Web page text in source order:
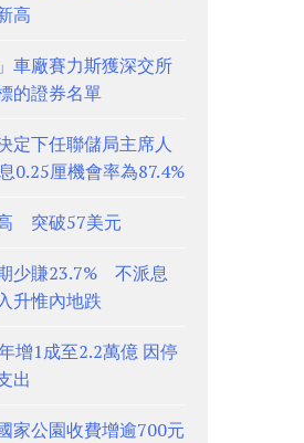
高
車廠賽力斯獲深交所
的證券名單
定下任聯儲局主席人
厘機會率為87.4%
突破57美元
少賺23.7% 不派息
升惟內地跌
增1成至2.2萬億 因停
出
家公園收費增逾700元